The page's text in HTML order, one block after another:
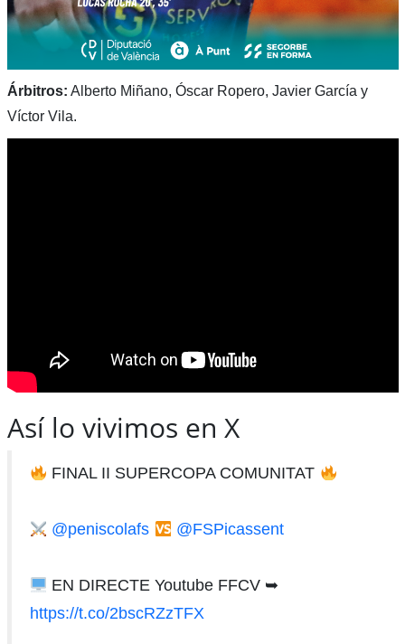
Árbitros: Alberto Miñano, Óscar Ropero, Javier García y
Víctor Vila.
Así lo vivimos en X
FINAL II SUPERCOPA COMUNITAT
@peniscolafs @FSPicassent
EN DIRECTE Youtube FFCV ➥
https://t.co/2bscRZzTFX